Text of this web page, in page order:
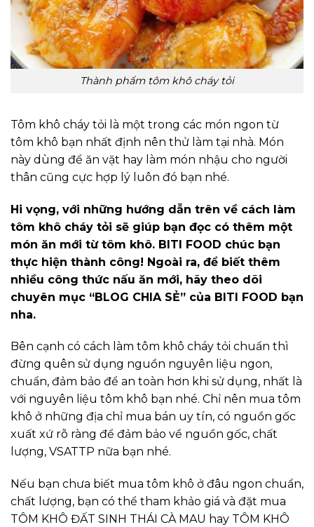
Thành phẩm tôm khô cháy tỏi
Tôm khô cháy tỏi là một trong các món ngon từ
tôm khô bạn nhất định nên thử làm tại nhà. Món
này dùng để ăn vặt hay làm món nhậu cho người
thân cũng cực hợp lý luôn đó bạn nhé.
Hi vọng, với những hướng dẫn trên về cách làm
tôm khô cháy tỏi sẽ giúp bạn đọc có thêm một
món ăn mới từ tôm khô. BITI FOOD chúc bạn
thực hiện thành công! Ngoài ra, để biết thêm
nhiều công thức nấu ăn mới, hãy theo dõi
chuyên mục “BLOG CHIA SẺ” của BITI FOOD bạn
nha.
Bên cạnh có cách làm tôm khô cháy tỏi chuẩn thì
đừng quên sử dụng nguồn nguyên liệu ngon,
chuẩn, đảm bảo để an toàn hơn khi sử dụng, nhất là
với nguyên liệu tôm khô bạn nhé. Chỉ nên mua tôm
khô ở những địa chỉ mua bán uy tín, có nguồn gốc
xuất xứ rõ ràng để đảm bảo về nguồn gốc, chất
lượng, VSATTP nữa bạn nhé.
Nếu bạn chưa biết mua tôm khô ở đâu ngon chuẩn,
chất lượng, bạn có thể tham khảo giá và đặt mua
TÔM KHÔ ĐẤT SINH THÁI CÀ MAU hay TÔM KHÔ